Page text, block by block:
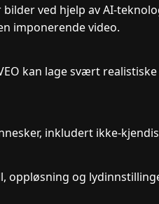
ved hjelp av AI-
imponerende video.
kan lage svært
inkludert ikke-
oppløsning og